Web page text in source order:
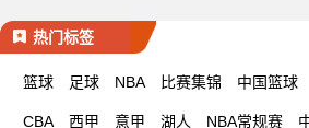
热门标签
篮球 足球 NBA 比赛集锦 中国篮球
CBA 西甲 意甲 湖人 NBA常规赛